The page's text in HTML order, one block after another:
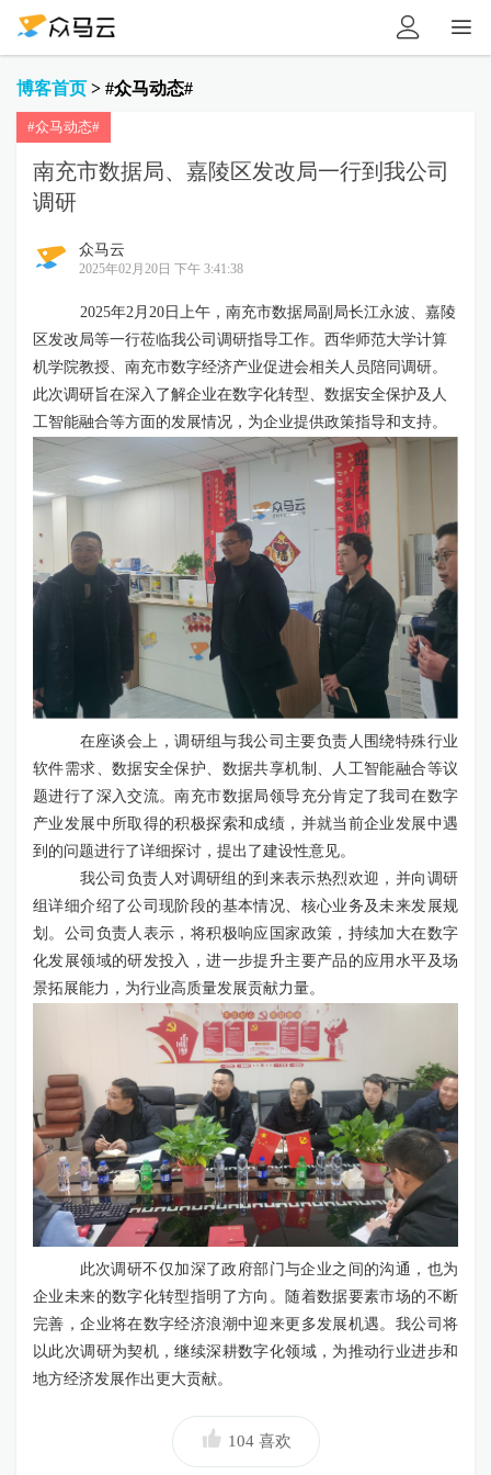
 
博客首页 > #众马动态#
#众马动态#
南充市数据局、嘉陵区发改局一行到我公司
调研
众马云
2025年02月20日 下午 3:41:38
2025年2月 20日上午，南充市数据局副局长江永波、嘉陵
区发改局等一行莅临我公司调研指导工作。西华师范大学计算
机学院教授、南充市数字经济产业促进会相关人员陪同调研。
此次调研旨在深入了解企业在数字化转型、数据安全保护及人
工智能融合等方面的发展情况，为企业提供政策指导和支持。
在座谈会上，调研组与我公司主要负责人围绕特殊行业
软件需求、数据安全保护、数据共享机制、人工智能融合等议
题进行了深入交流。南充市数据局领导充分肯定了我司在数字
产业发展中所取得的积极探索和成绩，并就当前企业发展中遇
到的问题进行了详细探讨，提出了建设性意见。
我公司负责人对调研组的到来表示热烈欢迎，并向调研
组详细介绍了公司现阶段的基本情况、核心业务及未来发展规
划。公司负责人表示，将积极响应国家政策，持续加大在数字
化发展领域的研发投入，进一步提升主要产品的应用水平及场
景拓展能力，为行业高质量发展贡献力量。
此次调研不仅加深了政府部门与企业之间的沟通，也为
企业未来的数字化转型指明了方向。随着数据要素市场的不断
完善，企业将在数字经济浪潮中迎来更多发展机遇。我公司将
以此次调研为契机，继续深耕数字化领域，为推动行业进步和
地方经济发展作出更大贡献。
104喜欢